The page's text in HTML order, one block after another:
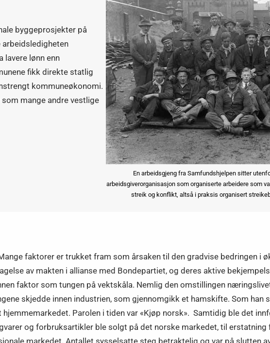
byggeprosjekter på
lavere lønn enn
fikk direkte statlig
kommuneøkonomi.
mange andre vestlige
En arbeidsgjeng fra Samfundshjelpen sitter
arbeidsgiverorganisasjon som organiserte arbeidere som
streik og konflikt, altså i praksis organisert
faktorer er trukket fram som årsaken til den gradvise bedringen i
av makten i allianse med Bondepartiet, og deres aktive
faktor som tungen på vektskåla. Nemlig den omstillingen
skjedde innen industrien, som gjennomgikk et hamskifte. Som han
Parolen i tiden var «Kjøp norsk». Samtidig ble det
og forbruksartikler ble solgt på det norske markedet, til
markedet. Antallet sysselsatte steg betraktelig og var på slutten